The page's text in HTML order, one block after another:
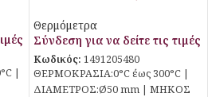
|
Θερμόμετρα
Σύνδεση για να δείτε τις τιμές
Κωδικός: 1491205480
ΘΕΡΜΟΚΡΑΣΙΑ:0°C έως 300°C |
ΔΙΑΜΕΤΡΟΣ:Ø50 mm | ΜΗΚΟΣ